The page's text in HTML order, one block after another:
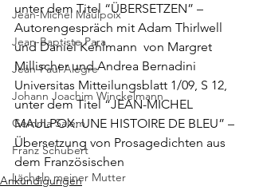
Jean-Michel Maulpoix
Jean-Baptiste Para
Jean-Paul Alègre
Johann Joachim Winckelmann
Gemma Salem
Franz Schubert
Lächeln meiner Mutter
unter dem Titel “ÜBERSETZEN” –
Autorengespräch mit Adam Thirlwell
und Daniel Kehlmann von Margret
Millischer und Andrea Bernadini
Universitas Mitteilungsblatt 1/09, S 12,
unter dem Titel “JEAN-MICHEL
MAULPOX: UNE HISTOIRE DE BLEU” –
Übersetzung von Prosagedichten aus
dem Französischen
Ankündigungen